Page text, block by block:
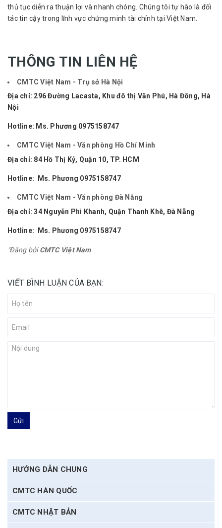
thủ tục diễn ra thuận lợi và nhanh chóng. Chúng tôi tự hào là đối
tác tin cậy trong lĩnh vực chứng minh tài chính tại Việt Nam.
THÔNG TIN LIÊN HỆ
CMTC Việt Nam - Trụ sở Hà Nội
Địa chỉ: 296 Đường Lacasta, Khu đô thị Văn Phú, Hà Đông, Hà
Nội
Hotline: Ms. Phương 0975158747
CMTC Việt Nam - Văn phòng Hồ Chí Minh
Địa chỉ: 84 Hồ Thị Kỷ, Quận 10, TP. HCM
Hotline: Ms. Phương 0975158747
CMTC Việt Nam - Văn phòng Đà Nẵng
Địa chỉ: 34 Nguyễn Phi Khanh, Quận Thanh Khê, Đà Nẵng
Hotline: Ms. Phương 0975158747
"Đăng bởiCMTC Việt Nam
VIẾT BÌNH LUẬN CỦA BẠN:
Gửi
HƯỚNG DẪN CHUNG
CMTC HÀN QUỐC
CMTC NHẬT BẢN